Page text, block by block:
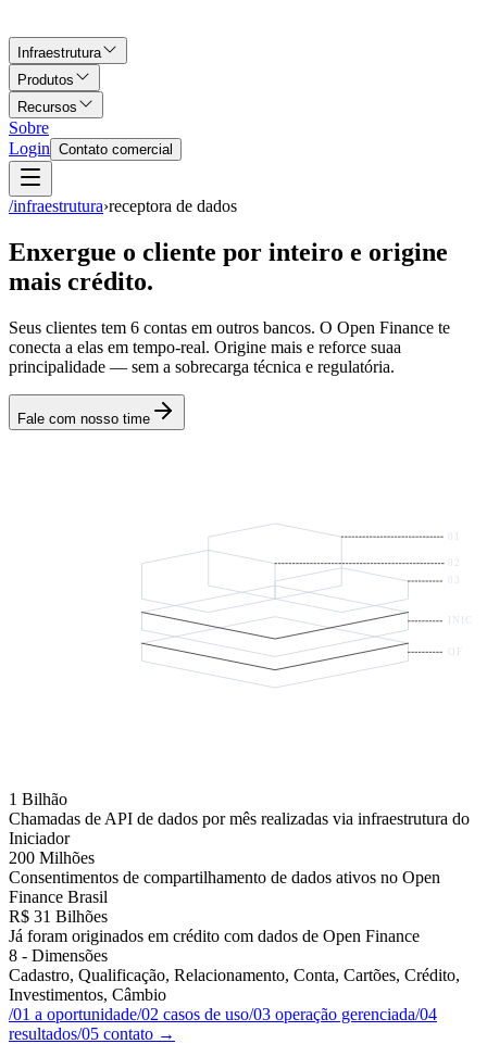
Infraestrutura
Produtos
Recursos
Sobre
Login Contato comercial
/infraestrutura›receptora de dados
Enxergue o cliente por inteiro e origine
mais crédito.
Seus clientes tem 6 contas em outros bancos. O Open Finance te
conecta a elas em tempo-real. Origine mais e reforce suaa
principalidade — sem a sobrecarga técnica e regulatória.
Fale com nosso time
01
02
INIC
OF
1 Bilhão
Chamadas de API de dados por mês realizadas via infraestrutura do
Iniciador
200 Milhões
Consentimentos de compartilhamento de dados ativos no Open
Finance Brasil
R$ 31 Bilhões
Já foram originados em crédito com dados de Open Finance
8 - Dimensões
Cadastro, Qualificação, Relacionamento, Conta, Cartões, Crédito,
Investimentos, Câmbio
/01 a oportunidade/02 casos de uso/03 operação gerenciada/04
resultados/05 contato →